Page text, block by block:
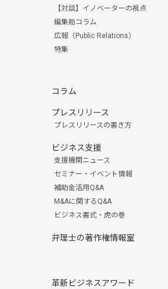
【対談】イノベーターの視点
編集局コラム
広報（Public Relations）
特集
コラム
プレスリリース
プレスリリースの書き方
ビジネス支援
支援機関ニュース
セミナー・イベント情報
補助金活用Q&A
M&Aに関するQ&A
ビジネス書式・虎の巻
弁理士の著作権情報室
革新ビジネスアワード